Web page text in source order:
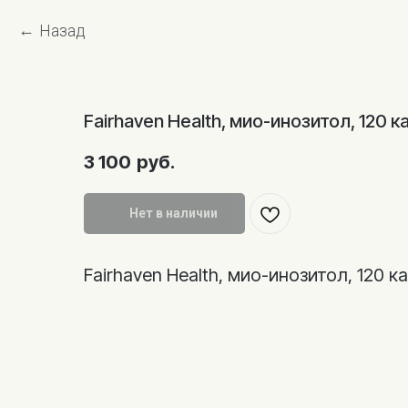
Назад
Fairhaven Health, мио-инозитол, 120
3 100 руб.
Нет в наличии
Fairhaven Health, мио-инозитол, 120